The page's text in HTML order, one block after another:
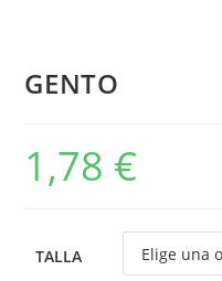
GENTO
1,78 €
TALLA